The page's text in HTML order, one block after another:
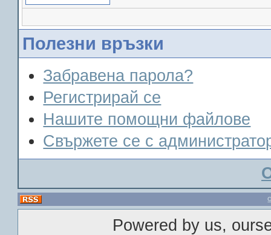
Полезни връзки
Забравена парола?
Регистрирай се
Нашите помощни файлове
Свържете се с
Powered by us,